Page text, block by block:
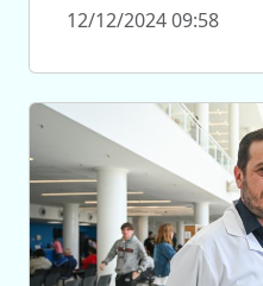
12/12/2024 09:58